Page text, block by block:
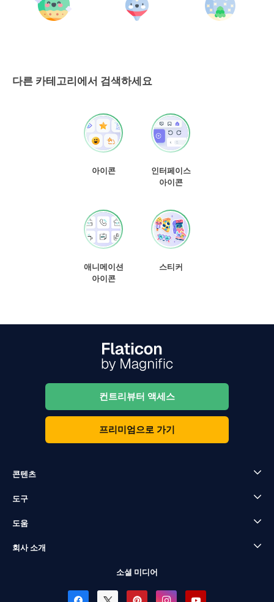
다른 카테고리에서 검색하세요
아이콘
인터페이스
아이콘
애니메이션
아이콘
스티커
컨트리뷰터 액세스
프리미엄으로 가기
콘텐츠
도구
도움
회사 소개
소셜 미디어